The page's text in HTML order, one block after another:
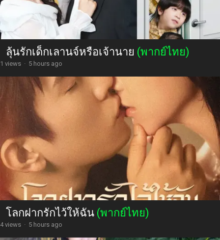
ลุ้นรักเด็กเลานจ์หรือเจ้านาย (พากย์ไทย)
1 views · 5 hours ago
โลกฝากรักไว้ให้ฉัน (พากย์ไทย)
4 views · 5 hours ago